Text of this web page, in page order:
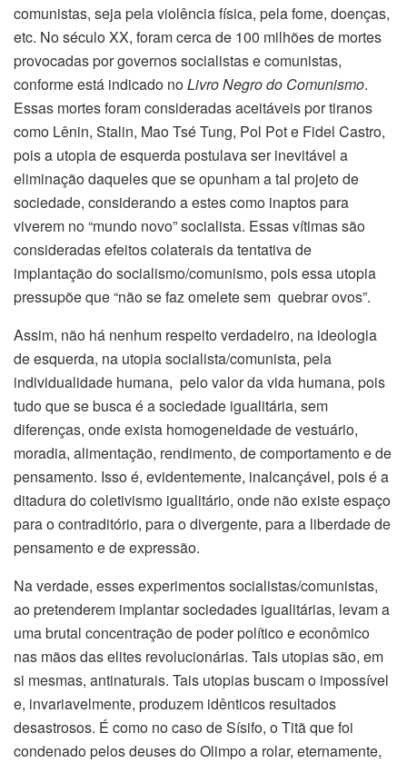
comunistas, seja pela violência física, pela fome, doenças,
etc. No século XX, foram cerca de 100 milhões de mortes
provocadas por governos socialistas e comunistas,
conforme está indicado noLivro Negro do Comunismo.
Essas mortes foram consideradas aceitáveis por tiranos
como Lênin, Stalin, Mao Tsé Tung, Pol Pot e Fidel Castro,
pois a utopia de esquerda postulava ser inevitável a
eliminação daqueles que se opunham a tal projeto de
sociedade, considerando a estes como inaptos para
viverem no “mundo novo” socialista. Essas vítimas são
consideradas efeitos colaterais da tentativa de
implantação do socialismo/comunismo, pois essa utopia
pressupõe que “não se faz omelete sem quebrar ovos”.
Assim, não há nenhum respeito verdadeiro, na ideologia
de esquerda, na utopia socialista/comunista, pela
individualidade humana, pelo valor da vida humana, pois
tudo que se busca é a sociedade igualitária, sem
diferenças, onde exista homogeneidade de vestuário,
moradia, alimentação, rendimento, de comportamento e de
pensamento. Isso é, evidentemente, inalcançável, pois é a
ditadura do coletivismo igualitário, onde não existe espaço
para o contraditório, para o divergente, para a liberdade de
pensamento e de expressão.
Na verdade, esses experimentos socialistas/comunistas,
ao pretenderem implantar sociedades igualitárias, levam a
uma brutal concentração de poder político e econômico
nas mãos das elites revolucionárias. Tais utopias são, em
si mesmas, antinaturais. Tais utopias buscam o impossível
e, invariavelmente, produzem idênticos resultados
desastrosos. É como no caso de Sísifo, o Titã que foi
condenado pelos deuses do Olimpo a rolar, eternamente,